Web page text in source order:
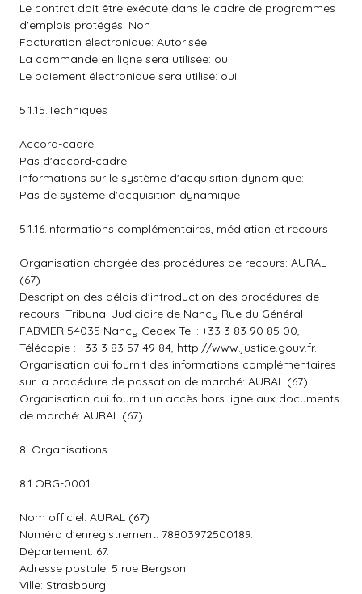
Le contrat doit être exécuté dans le cadre de programmes
d'emplois protégés: Non
Facturation électronique: Autorisée
La commande en ligne sera utilisée: oui
Le paiement électronique sera utilisé: oui
5.1.15.Techniques
Accord-cadre:
Pas d'accord-cadre
Informations sur le système d'acquisition dynamique:
Pas de système d'acquisition dynamique
5.1.16.Informations complémentaires, médiation et recours
Organisation chargée des procédures de recours: AURAL
(67)
Description des délais d'introduction des procédures de
recours: Tribunal Judiciaire de Nancy Rue du Général
FABVIER 54035 Nancy Cedex Tel : +33 3 83 90 85 00,
Télécopie : +33 3 83 57 49 84, http://www.justice.gouv.fr.
Organisation qui fournit des informations complémentaires
sur la procédure de passation de marché: AURAL (67)
Organisation qui fournit un accès hors ligne aux documents
de marché: AURAL (67)
8. Organisations
8.1.ORG-0001.
Nom officiel: AURAL (67)
Numéro d'enregistrement: 78803972500189.
Département: 67.
Adresse postale: 5 rue Bergson
Ville: Strasbourg